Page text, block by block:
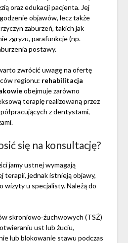
oraz edukacji pacjenta. Jej
objawów, lecz także
zaburzeń, takich jak
zgryzu, parafunkcje (np.
postawy.
zwrócić uwagę na ofertę
regionu: rehabilitacja
obejmuje zarówno
terapię realizowaną przez
z dentystami,
się na konsultację?
jamy ustnej wymagają
jednak istnieją objawy,
wizyty u specjalisty. Należą do
skroniowo‑żuchwowych (TSŻ)
ust lub żuciu,
lub blokowanie stawu podczas